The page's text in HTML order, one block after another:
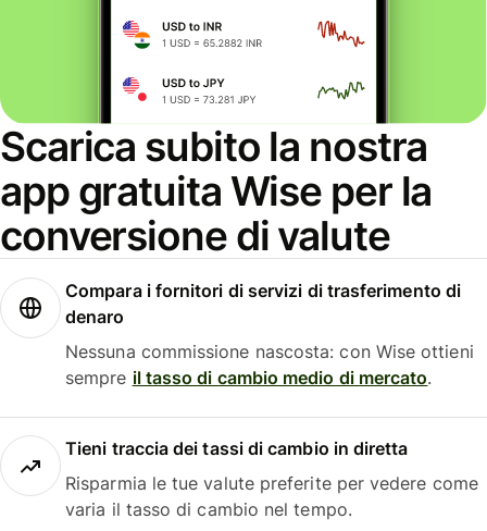
Scarica subito la nostra
app gratuita Wise per la
conversione di valute
Compara i fornitori di servizi di trasferimento di
denaro
Nessuna commissione nascosta: con Wise ottieni
sempre il tasso di cambio medio di mercato.
Tieni traccia dei tassi di cambio in diretta
Risparmia le tue valute preferite per vedere come
varia il tasso di cambio nel tempo.